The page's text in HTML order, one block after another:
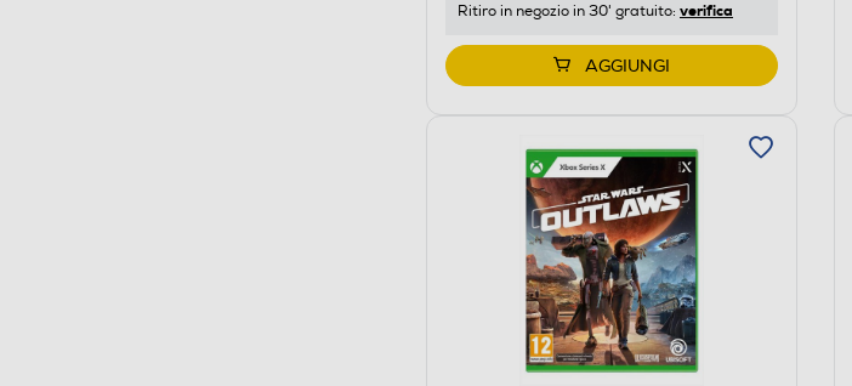
Ritiro in negozio in 30' gratuito: verifica
AGGIUNGI